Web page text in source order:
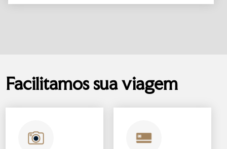
Facilitamos sua viagem